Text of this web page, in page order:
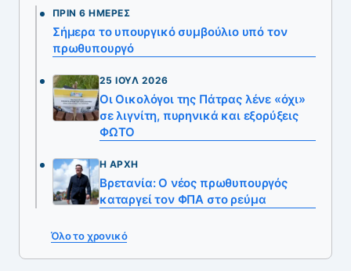
ΠΡΙΝ 6 ΗΜΈΡΕΣ
Σήμερα το υπουργικό συμβούλιο υπό τον
πρωθυπουργό
25 ΙΟΎΛ 2026
Οι Οικολόγοι της Πάτρας λένε «όχι»
σε λιγνίτη, πυρηνικά και εξορύξεις
ΦΩΤΟ
Η ΑΡΧΉ
Βρετανία: Ο νέος πρωθυπουργός
καταργεί τον ΦΠΑ στο ρεύμα
Όλο το χρονικό